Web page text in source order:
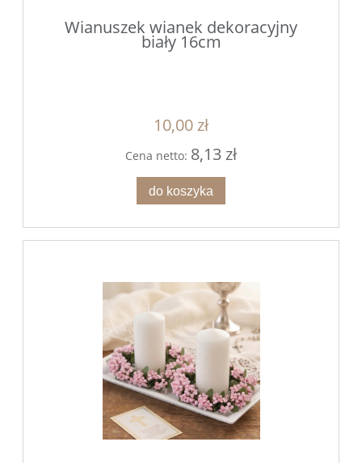
Wianuszek wianek dekoracyjny
biały 16cm
10,00 zł
Cena netto: 8,13 zł
do koszyka